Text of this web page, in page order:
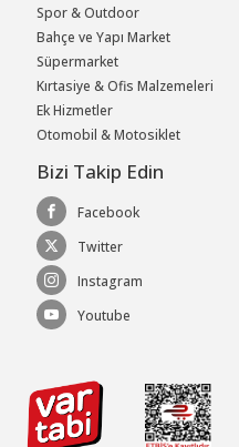
Spor & Outdoor
Bahçe ve Yapı Market
Süpermarket
Kırtasiye & Ofis Malzemeleri
Ek Hizmetler
Otomobil & Motosiklet
Bizi Takip Edin
Facebook
Twitter
Instagram
Youtube